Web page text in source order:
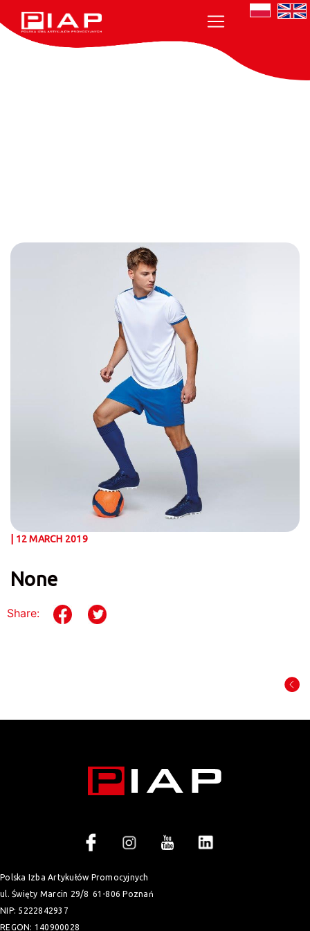
| 12 MARCH 2019
None
Share:
Polska Izba Artykułów Promocyjnych
ul. Święty Marcin 29/8 61-806 Poznań
NIP: 5222842937
REGON: 140900028